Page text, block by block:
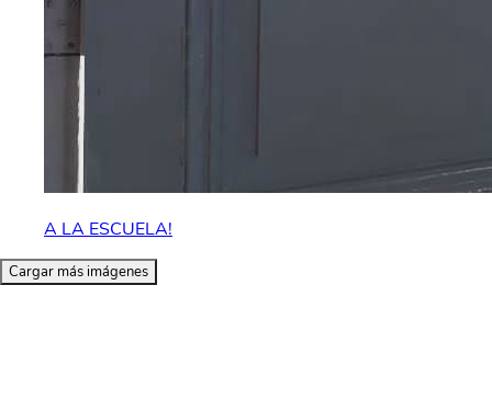
A LA ESCUELA!
Cargar más imágenes